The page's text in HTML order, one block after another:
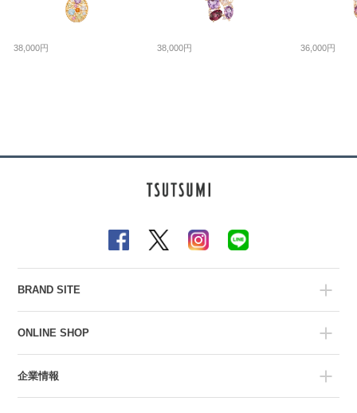
38,000円 38,000円 36,000円
BRAND SITE
ONLINE SHOP
企業情報